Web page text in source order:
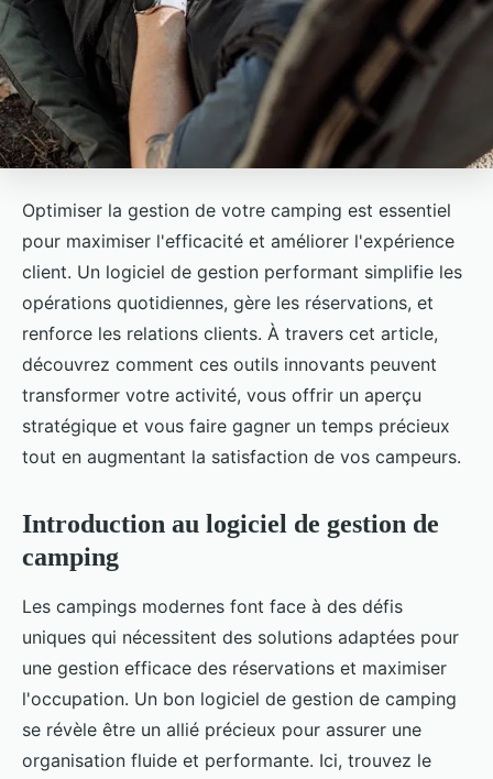
Optimiser la gestion de votre camping est essentiel
pour maximiser l'efficacité et améliorer l'expérience
client. Un logiciel de gestion performant simplifie les
opérations quotidiennes, gère les réservations, et
renforce les relations clients. À travers cet article,
découvrez comment ces outils innovants peuvent
transformer votre activité, vous offrir un aperçu
stratégique et vous faire gagner un temps précieux
tout en augmentant la satisfaction de vos campeurs.
Introduction au logiciel de gestion de
camping
Les campings modernes font face à des défis
uniques qui nécessitent des solutions adaptées pour
une gestion efficace des réservations et maximiser
l'occupation. Un bon logiciel de gestion de camping
se révèle être un allié précieux pour assurer une
organisation fluide et performante. Ici, trouvez le